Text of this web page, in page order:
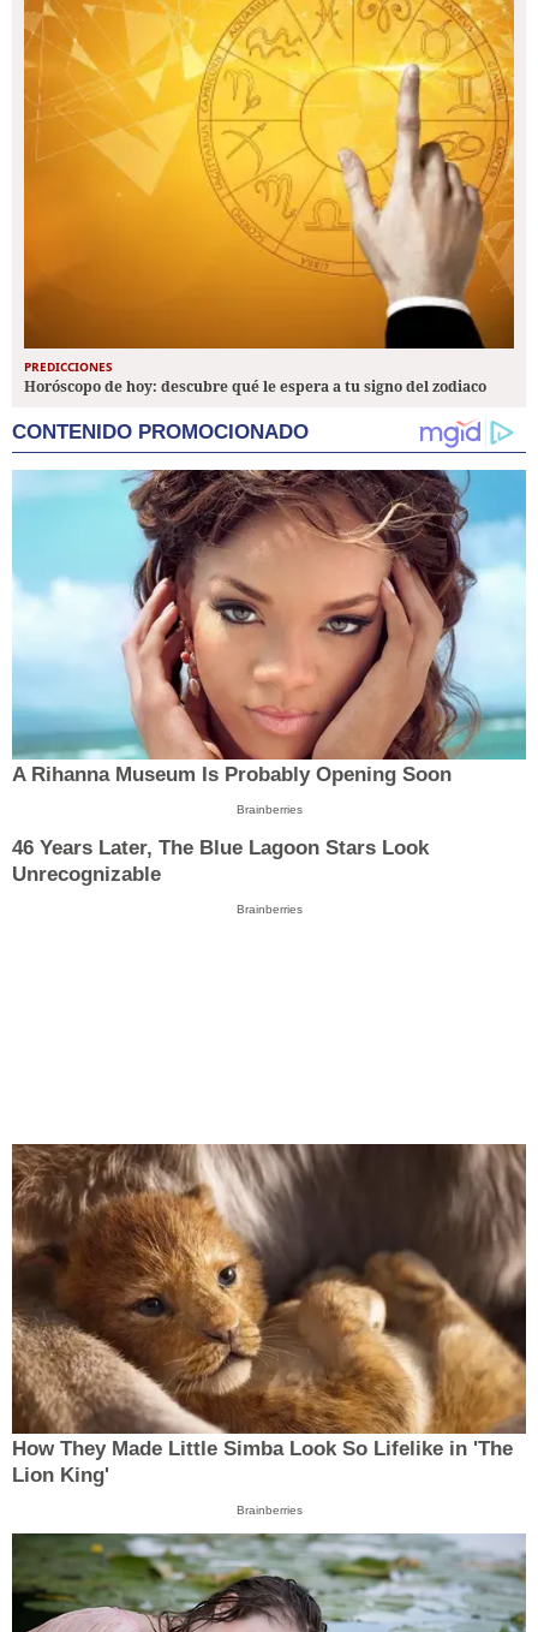
PREDICCIONES
Horóscopo de hoy: descubre qué le espera a tu signo del zodiaco
CONTENIDO PROMOCIONADO
A Rihanna Museum Is Probably Opening Soon
Brainberries
46 Years Later, The Blue Lagoon Stars Look
Unrecognizable
Brainberries
How They Made Little Simba Look So Lifelike in 'The
Lion King'
Brainberries